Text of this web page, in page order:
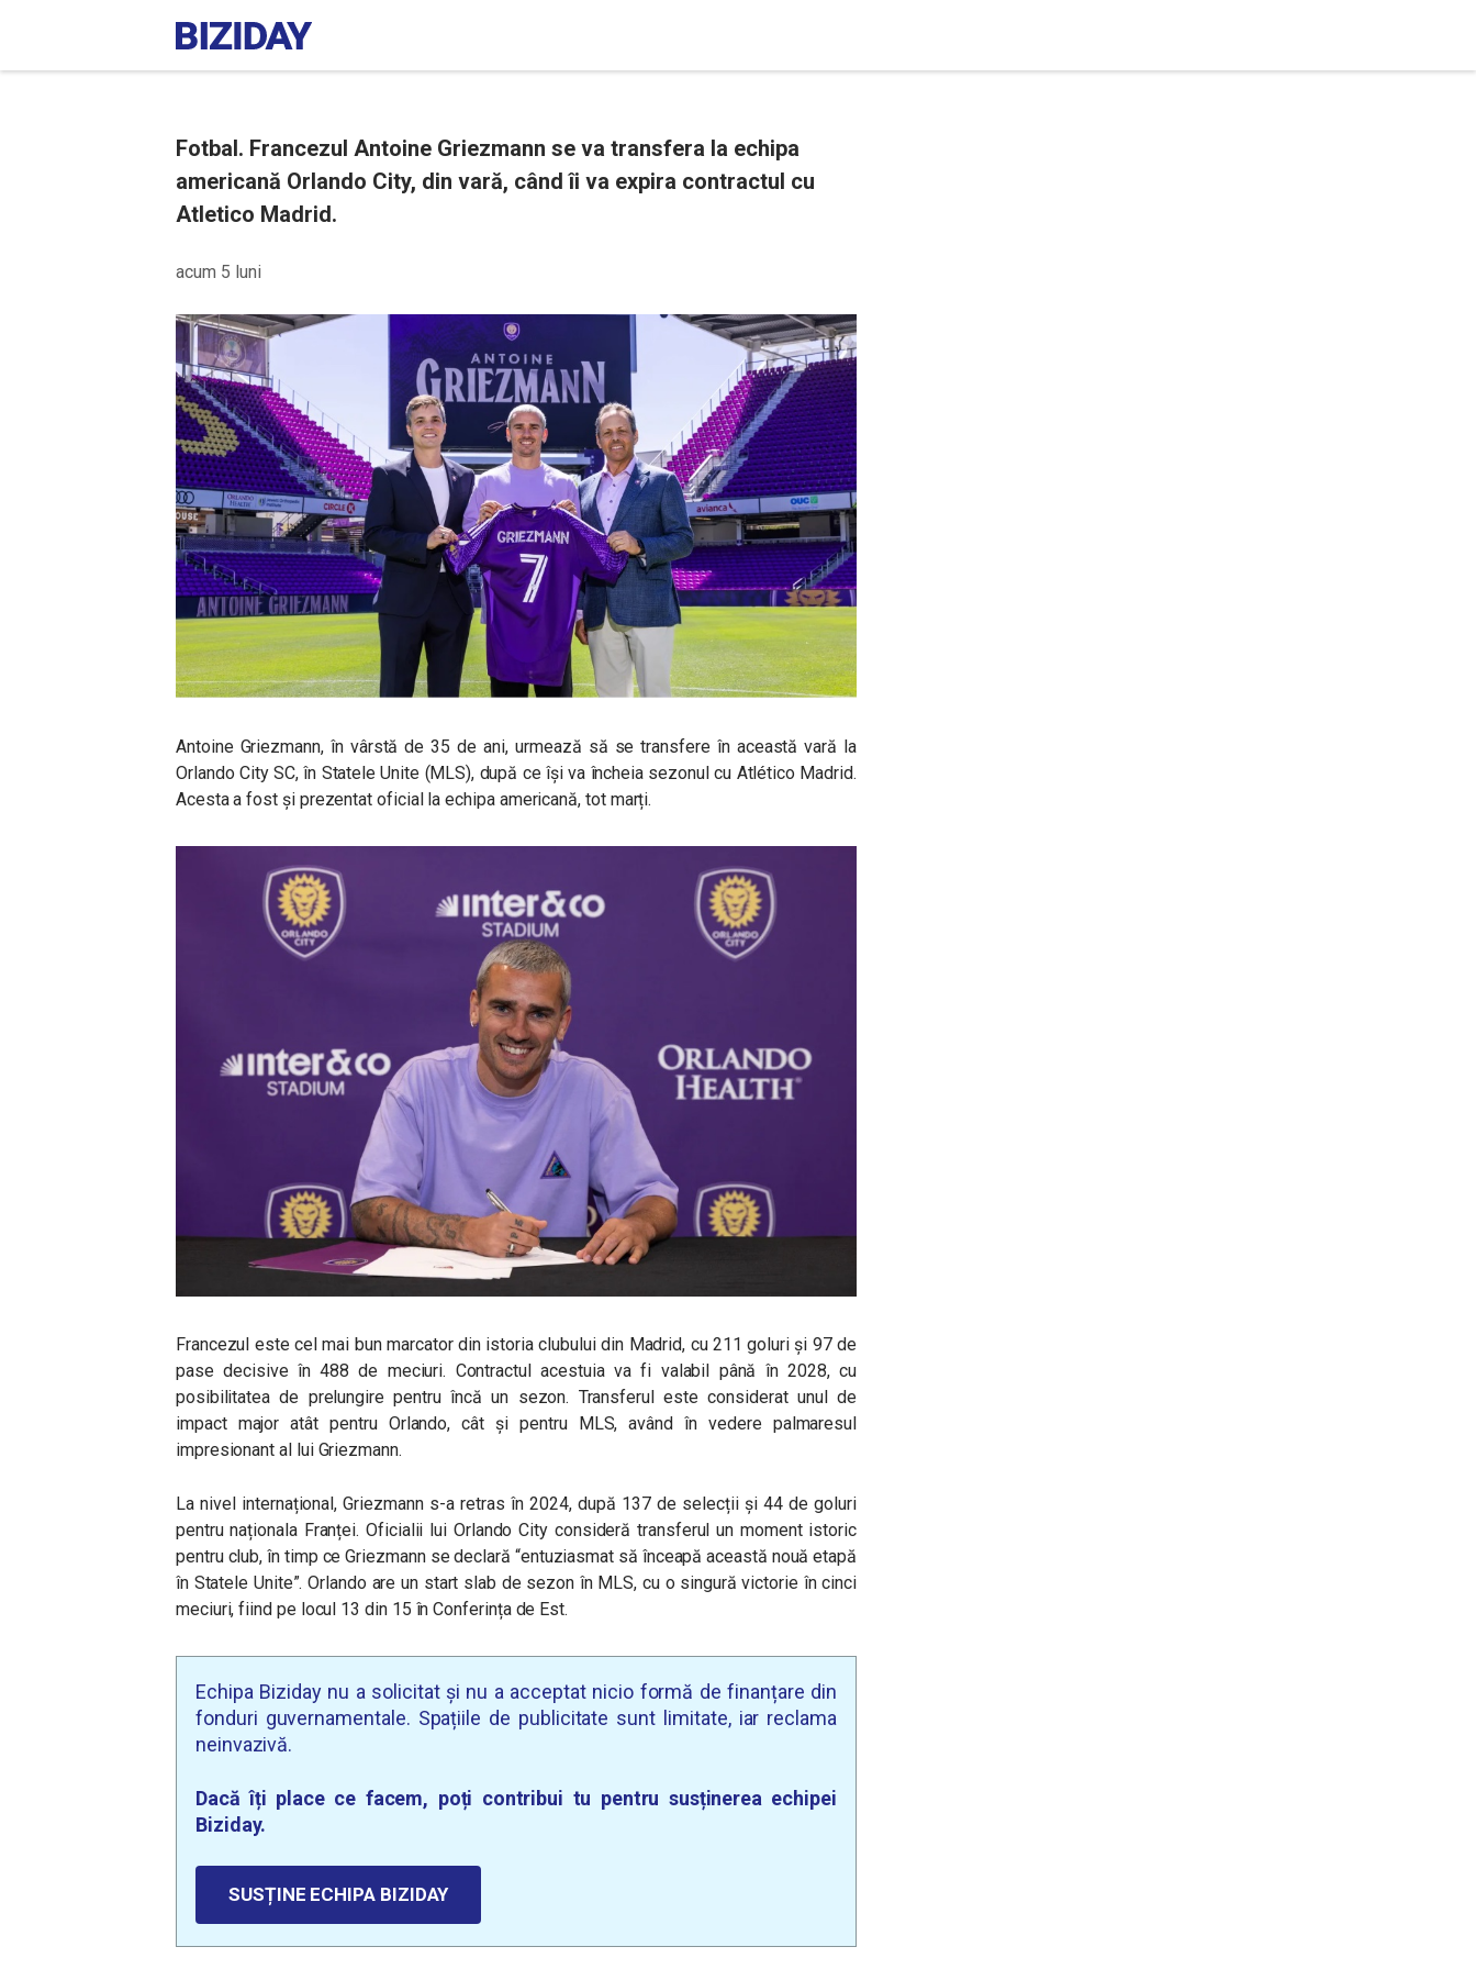
Fotbal. Francezul Antoine Griezmann se va transfera la echipa
americană Orlando City, din vară, când îi va expira contractul cu
Atletico Madrid.
acum 5 luni
Antoine Griezmann, în vârstă de 35 de ani, urmează să se transfere în această vară la
Orlando City SC, în Statele Unite (MLS), după ce își va încheia sezonul cu Atlético Madrid.
Acesta a fost și prezentat oficial la echipa americană, tot marți.
Francezul este cel mai bun marcator din istoria clubului din Madrid, cu 211 goluri și 97 de
pase decisive în 488 de meciuri. Contractul acestuia va fi valabil până în 2028, cu
posibilitatea de prelungire pentru încă un sezon. Transferul este considerat unul de
impact major atât pentru Orlando, cât și pentru MLS, având în vedere palmaresul
impresionant al lui Griezmann.
La nivel internațional, Griezmann s-a retras în 2024, după 137 de selecții și 44 de goluri
pentru naționala Franței. Oficialii lui Orlando City consideră transferul un moment istoric
pentru club, în timp ce Griezmann se declară “entuziasmat să înceapă această nouă etapă
în Statele Unite”.Orlando are un start slab de sezon în MLS, cu o singură victorie în cinci
meciuri, fiind pe locul 13 din 15 în Conferința de Est.
Echipa Biziday nu a solicitat și nu a acceptat nicio formă de finanțare din
fonduri guvernamentale. Spațiile de publicitate sunt limitate, iar reclama
neinvazivă.
Dacă îți place ce facem, poți contribui tu pentru susținerea echipei
Biziday.
SUSȚINE ECHIPA BIZIDAY